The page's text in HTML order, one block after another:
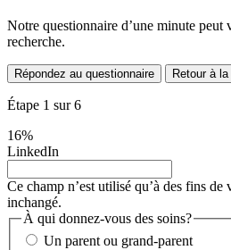
Notre questionnaire d’une minute peut
recherche.
Répondez au questionnaire Retour à
Étape 1 sur6
16%
LinkedIn
Ce champ n’est utilisé qu’à des fins
inchangé.
À qui donnez-vous des soins?
Un parent ou grand-parent